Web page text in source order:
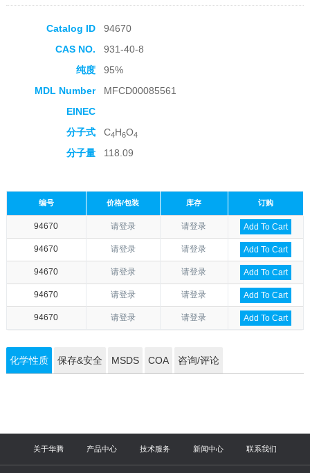
Catalog ID
94670
CAS NO.
931-40-8
纯度
95%
MDL Number
MFCD00085561
EINEC
分子式
C4H6O4
分子量 118.09
编号 价格/包装 库存 订购
94670 请登录 请登录 Add To Cart
94670 请登录 请登录 Add To Cart
94670 请登录 请登录 Add To Cart
94670 请登录 请登录 Add To Cart
94670 请登录 请登录 Add To Cart
化学性质 保存&安全 MSDS COA 咨询/评论
关于华腾 产品中心 技术服务 新闻中心 联系我们